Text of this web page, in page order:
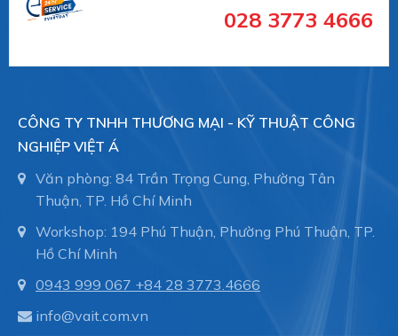
028 3773 4666
CÔNG TY TNHH THƯƠNG MẠI - KỸ THUẬT CÔNG
NGHIỆP VIỆT Á
Văn phòng: 84 Trần Trọng Cung, Phường Tân
Thuận, TP. Hồ Chí Minh
Workshop: 194 Phú Thuận, Phường Phú Thuận, TP.
Hồ Chí Minh
0943 999 067 +84 28 3773.4666
info@vait.com.vn